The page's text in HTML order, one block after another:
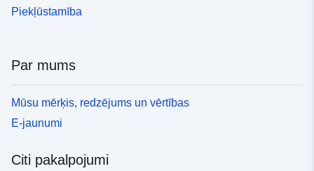
Piekļūstamība
Par mums
Mūsu mērķis, redzējums un vērtības
E-jaunumi
Citi pakalpojumi